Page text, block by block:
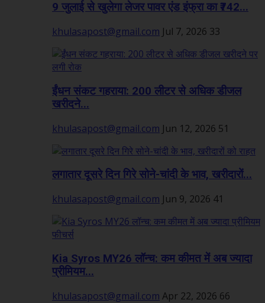
9 जुलाई से खुलेगा लेजर पावर एंड इंफ्रा का ₹742...
khulasapost@gmail.com Jul 7, 2026 33
ईंधन संकट गहराया: 200 लीटर से अधिक डीजल
खरीदने...
khulasapost@gmail.com Jun 12, 2026 51
लगातार दूसरे दिन गिरे सोने-चांदी के भाव, खरीदारों...
khulasapost@gmail.com Jun 9, 2026 41
Kia Syros MY26 लॉन्च: कम कीमत में अब ज्यादा
प्रीमियम...
khulasapost@gmail.com Apr 22, 2026 66